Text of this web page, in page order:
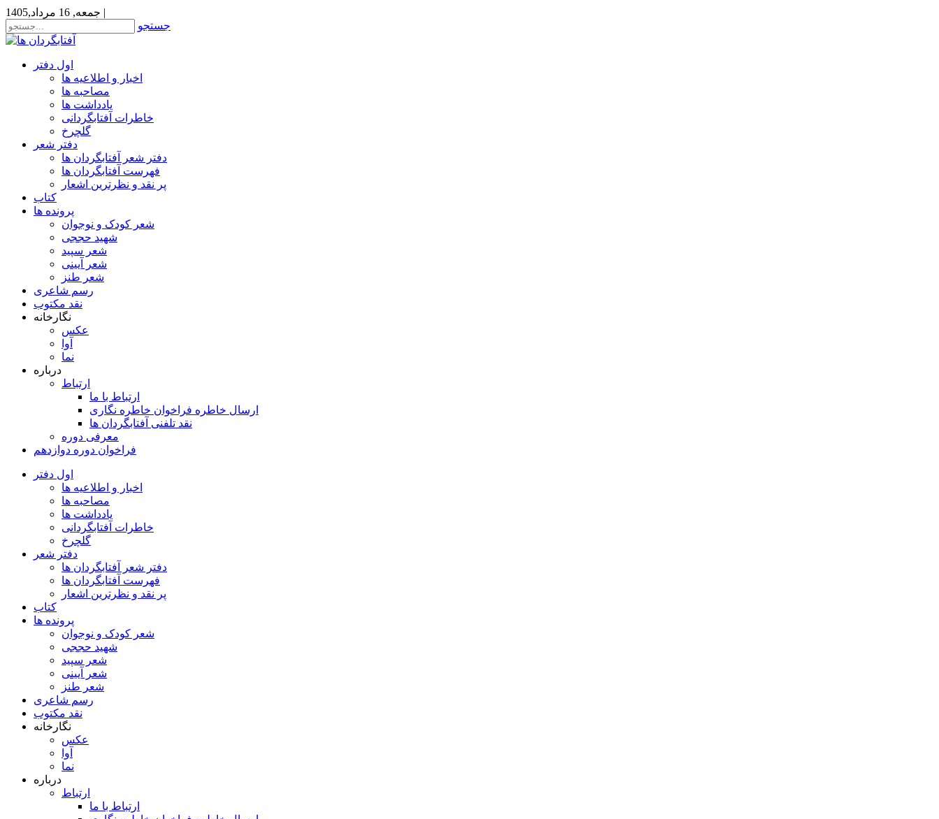
جمعه, 16 مرداد,1405 |
جستجو
اول دفتر
اخبار و اطلاعیه ها
مصاحبه ها
یادداشت ها
خاطرات آفتابگردانی
گلچرخ
دفتر شعر
دفتر شعر آفتابگردان ها
فهرست آفتابگردان ها
پر نقد و نظرترین اشعار
کتاب
پرونده ها
شعر کودک و نوجوان
شهید حججی
شعر سپید
شعر آیینی
شعر طنز
رسم شاعری
نقد مکتوب
نگارخانه
عکس
آوا
نما
درباره
ارتباط
ارتباط با ما
ارسال خاطره فراخوان خاطره نگاری
نقد تلفنی آفتابگردان ها
معرفی دوره
فراخوان دوره دوازدهم
اول دفتر
اخبار و اطلاعیه ها
مصاحبه ها
یادداشت ها
خاطرات آفتابگردانی
گلچرخ
دفتر شعر
دفتر شعر آفتابگردان ها
فهرست آفتابگردان ها
پر نقد و نظرترین اشعار
کتاب
پرونده ها
شعر کودک و نوجوان
شهید حججی
شعر سپید
شعر آیینی
شعر طنز
رسم شاعری
نقد مکتوب
نگارخانه
عکس
آوا
نما
درباره
ارتباط
ارتباط با ما